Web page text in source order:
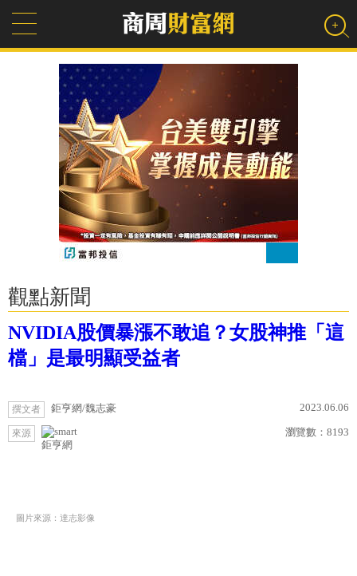
觀點新聞
NVIDIA股價暴漲不敢追？女股神推「這
檔」是最明顯受益者
撰文者 鉅亨網/魏志豪 2023.06.06
來源
鉅亨網
瀏覽數： 8193
圖片來源：達志影像